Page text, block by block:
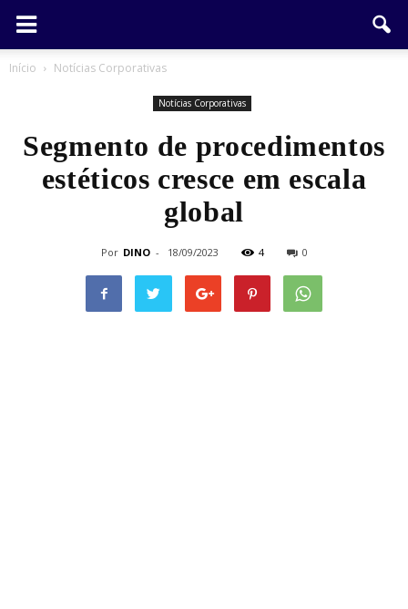
Início Notícias Corporativas
Notícias Corporativas
Segmento de procedimentos
estéticos cresce em escala
global
Por DINO - 18/09/2023 4 0